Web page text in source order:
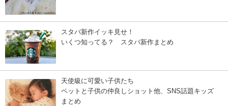
スタバ新作イッキ見せ！
いくつ知ってる？ スタバ新作まとめ
天使級に可愛い子供たち
ペットと子供の仲良しショット他、SNS話題キッズ
まとめ